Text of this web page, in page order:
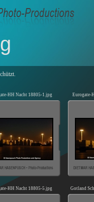
HH Nacht 18805-1.jpg Eurogate-
HH Nacht 18805-5.jpg Gotland